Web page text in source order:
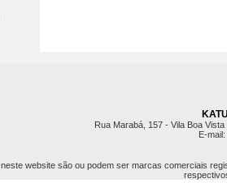
Rua Marabá, 157 - Vila Boa
E-mail:
website são ou podem ser marcas comerciais